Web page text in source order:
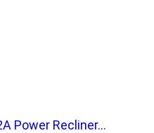
Power Recliner...